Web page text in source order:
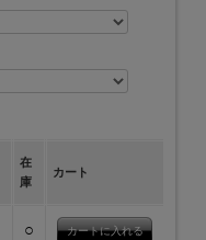
在
庫
カート
○